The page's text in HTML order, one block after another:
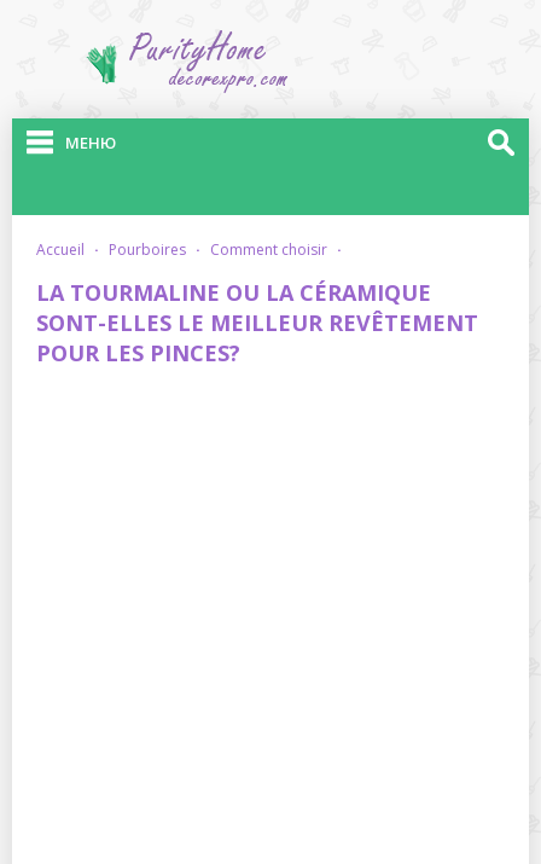
МЕНЮ
accueil · pourboires · comment choisir ·
LA TOURMALINE OU LA CÉRAMIQUE
SONT-ELLES LE MEILLEUR REVÊTEMENT
POUR LES PINCES?